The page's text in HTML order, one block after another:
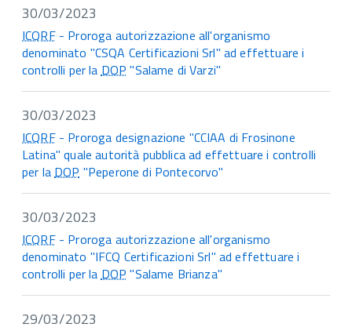
30/03/2023
ICQRF- Proroga autorizzazione all'organismo
denominato "CSQA Certificazioni Srl" ad effettuare i
controlli per laDOP "Salame di Varzi"
30/03/2023
ICQRF- Proroga designazione "CCIAA di Frosinone
Latina" quale autorità pubblica ad effettuare i controlli
per laDOP "Peperone di Pontecorvo"
30/03/2023
ICQRF- Proroga autorizzazione all'organismo
denominato "IFCQ Certificazioni Srl" ad effettuare i
controlli per laDOP "Salame Brianza"
29/03/2023